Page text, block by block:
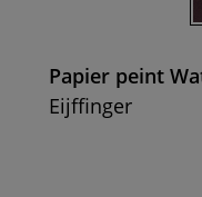
Papier peint
Eijffinger